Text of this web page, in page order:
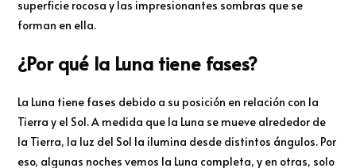
superficie rocosa y las impresionantes sombras que se
forman en ella.
¿Por qué la Luna tiene fases?
La Luna tiene fases debido a su posición en relación con la
Tierra y el Sol. A medida que la Luna se mueve alrededor de
la Tierra, la luz del Sol la ilumina desde distintos ángulos. Por
eso, algunas noches vemos la Luna completa, y en otras, solo